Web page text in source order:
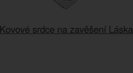
Kovové srdce na zavěšení Láska